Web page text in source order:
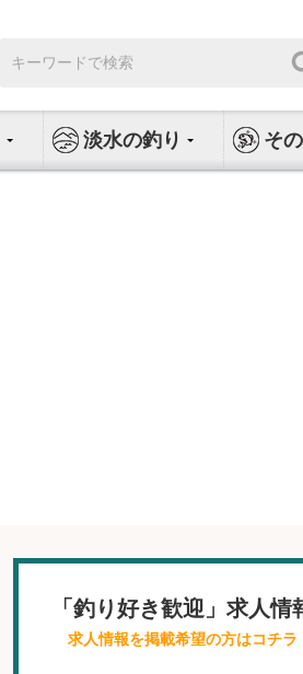
索:
淡水の釣り そ
「釣り好き歓迎」求人情
求人情報を掲載希望の方はコチラ